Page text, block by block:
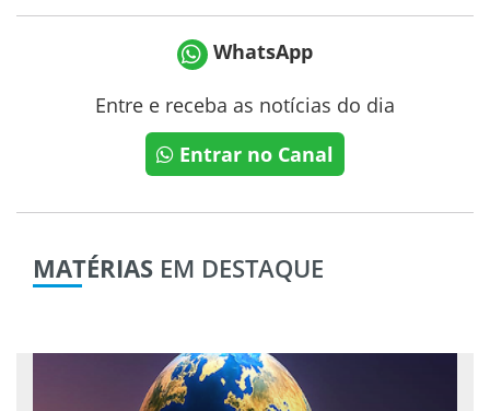
WhatsApp
Entre e receba as notícias do dia
Entrar no Canal
MATÉRIAS EM DESTAQUE